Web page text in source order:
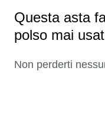
Questa asta
polso mai
Non perderti